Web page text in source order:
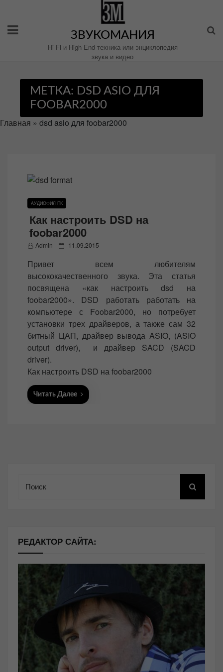
содержимому
ЗВУКОМАНИЯ
Hi-Fi и High-End техника или энциклопедия
звука и видео
МЕТКА: DSD ASIO ДЛЯ
FOOBAR2000
Главная » dsd asio для foobar2000
АУДИОФИЛ ПК
Как настроить DSD на
foobar2000
Admin
P
t
e
d
o
n
11.09.2015
Привет всем любителям
высококачественного звука. Эта статья
посвящена «как настроить dsd на
foobar2000». DSD работать работать на
компьютере с Foobar2000, но потребует
установки трех драйверов, а также сам 32
битный ЦАП, драйвер вывода ASIO, (ASIO
output driver), и драйвер SACD (SACD
driver).
Как настроить DSD на foobar2000
Читать Далее
РЕДАКТОР САЙТА: